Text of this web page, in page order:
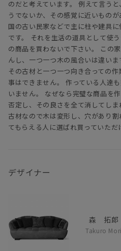
のだと考えています。 例えて言う
うでないか、その感覚に近いもの
国の古い民家などで主に柱や建具
です。 それを生活の道具として使
の商品を買わないで下さい。 この
んし、一つ一つ木の風合いは違いま
その古材と一つ一つ向き合っての
事はできません。 作っている人達
いません。 なぜなら完璧な商品を
否定し、その良さを全て消してしま
古材なので木は変形し、穴があり
てもらえる人に選ばれ買っていただ
デザイナー
森 拓郎
Takuro Mori